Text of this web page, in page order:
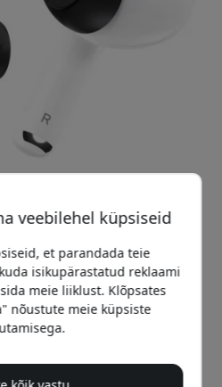
hind
veebilehel küpsiseid
et parandada teie
isikupärastatud reklaami
meie liiklust. Klõpsates
nõustute meie küpsiste